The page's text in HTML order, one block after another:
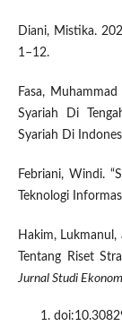
Diani, Mistika.
1–12.
Fasa,
Syariah Di
Syariah Di
Febriani, Windi.
Teknologi
Hakim, Lukmanul,
Tentang Riset
Jurnal Studi